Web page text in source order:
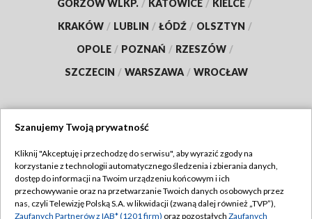
GORZÓW WLKP. / KATOWICE / KIELCE /
KRAKÓW / LUBLIN / ŁÓDŹ / OLSZTYN /
OPOLE / POZNAŃ / RZESZÓW /
SZCZECIN / WARSZAWA / WROCŁAW
TVP
Abonament TVP
Emisja w TVP
Regulamin TVP
Szanujemy Twoją prywatność
Kliknij "Akceptuję i przechodzę do serwisu", aby wyrazić zgody na
korzystanie z technologii automatycznego śledzenia i zbierania danych,
dostęp do informacji na Twoim urządzeniu końcowym i ich
przechowywanie oraz na przetwarzanie Twoich danych osobowych przez
nas, czyli Telewizję Polską S.A. w likwidacji (zwaną dalej również „TVP”),
Zaufanych Partnerów z IAB* (1201 firm) oraz pozostałych Zaufanych